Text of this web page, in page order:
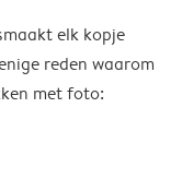
elk kopje
reden waarom
met foto: